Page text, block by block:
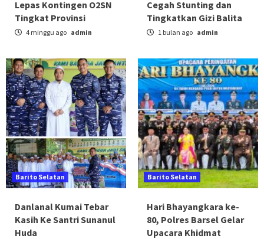
Lepas Kontingen O2SN
Tingkat Provinsi
4 minggu ago admin
Cegah Stunting dan
Tingkatkan Gizi Balita
1 bulan ago admin
Barito Selatan
Danlanal Kumai Tebar
Kasih Ke Santri Sunanul
Huda
Barito Selatan
Hari Bhayangkara ke-
80, Polres Barsel Gelar
Upacara Khidmat